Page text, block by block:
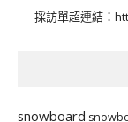
採訪單超連結：
snowboard